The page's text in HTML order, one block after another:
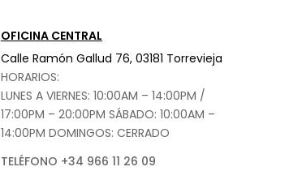
OFICINA CENTRAL
Calle Ramón Gallud 76, 03181 Torrevieja
HORARIOS:
LUNES A VIERNES: 10:00AM – 14:00PM /
17:00PM – 20:00PM SÁBADO: 10:00AM –
14:00PM DOMINGOS: CERRADO
TELÉFONO +34 966 11 26 09